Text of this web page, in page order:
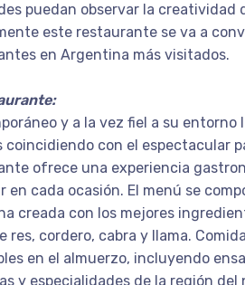
puedan observar la creatividad
este restaurante se va a
en Argentina más visitados.
y a la vez fiel a su entorno
coincidiendo con el espectacular
ofrece una experiencia
en cada ocasión. El menú se
creada con los mejores
res, cordero, cabra y llama.
en el almuerzo, incluyendo
y especialidades de la región del